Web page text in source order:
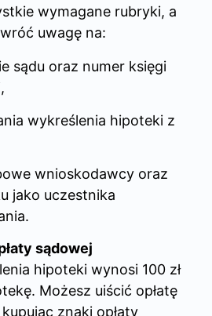
wymagane rubryki, a
uwagę na:
sądu oraz numer księgi
wykreślenia hipoteki z
wnioskodawcy oraz
jako uczestnika
sądowej
hipoteki wynosi 100 zł
Możesz uiścić opłatę
znaki opłaty